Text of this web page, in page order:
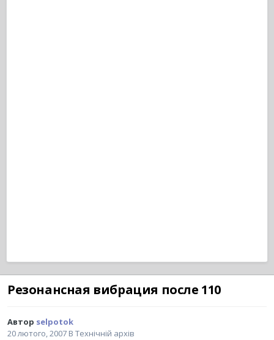
Резонансная вибрация после 110
Автор selpotok
20 лютого, 2007 В Технічній архів